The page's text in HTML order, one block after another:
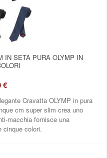
IN SETA PURA OLYMP IN
€
Cravatta OLYMP in pura
cm super slim crea uno
macchia fornisce una
cinque colori.